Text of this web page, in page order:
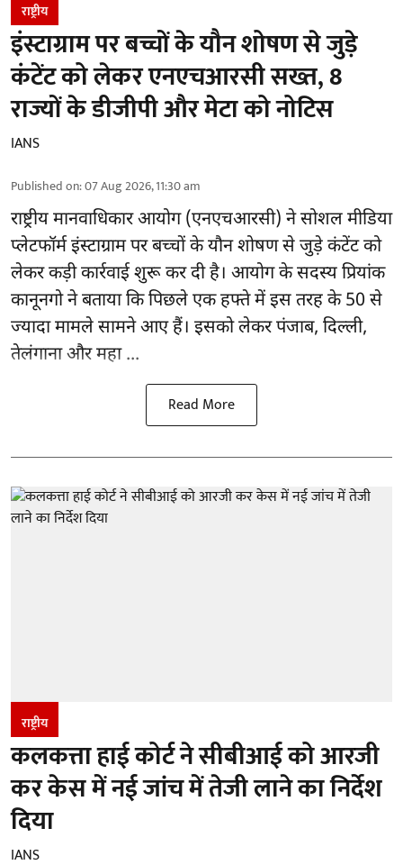
राष्ट्रीय
इंस्टाग्राम पर बच्चों के यौन शोषण से जुड़े
कंटेंट को लेकर एनएचआरसी सख्त, 8
राज्यों के डीजीपी और मेटा को नोटिस
IANS
Published on:07 Aug 2026, 11:30 am
राष्ट्रीय मानवाधिकार आयोग(एनएचआरसी) ने सोशल मीडिया
प्लेटफॉर्म इंस्टाग्राम पर बच्चों के यौन शोषण से जुड़े कंटेंट को
लेकर कड़ी कार्रवाई शुरू कर दी है। आयोग के सदस्य प्रियांक
कानूनगो ने बताया कि पिछले एक हफ्ते में इस तरह के 50 से
ज्यादा मामले सामने आए हैं। इसको लेकर पंजाब, दिल्ली,
तेलंगाना और महा ...
Read More
राष्ट्रीय
कलकत्ता हाई कोर्ट ने सीबीआई को आरजी
कर केस में नई जांच में तेजी लाने का निर्देश
दिया
IANS